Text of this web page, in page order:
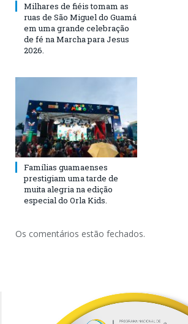
Milhares de fiéis tomam as
ruas de São Miguel do Guamá
em uma grande celebração
de fé na Marcha para Jesus
2026.
Famílias guamaenses
prestigiam uma tarde de
muita alegria na edição
especial do Orla Kids.
Os comentários estão fechados.